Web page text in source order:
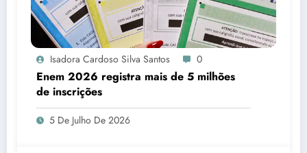
Isadora Cardoso Silva Santos 0
Enem 2026 registra mais de 5 milhões
de inscrições
5 De Julho De 2026